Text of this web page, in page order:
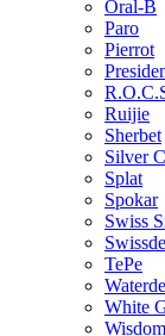
Oral-B
Paro
Pierrot
Ruijie
Sherbet
Silver
Splat
Spokar
Swiss
TePe
White
Wisdom